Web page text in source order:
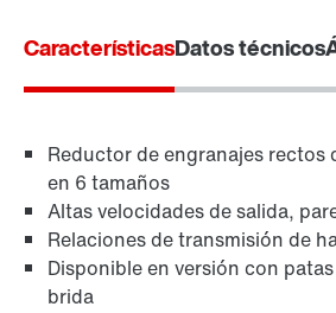
CaracterísticasDatos técnicos
Reductor de engranajes rectos
en 6 tamaños
Altas velocidades de salida,
Relaciones de transmisión de
Disponible en versión con
brida